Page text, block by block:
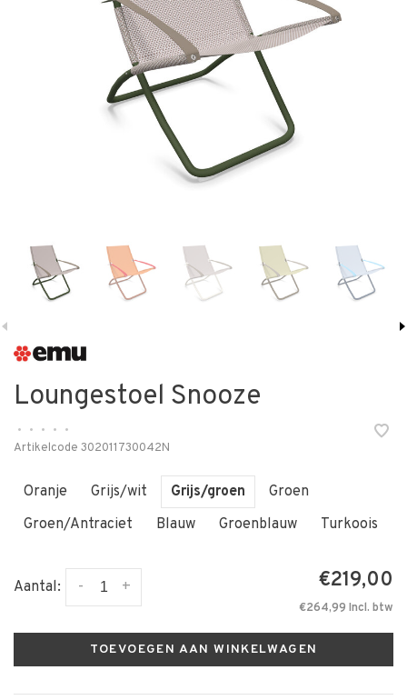
Loungestoel Snooze
• • • •
•
Artikelcode 302011730042N
Oranje Grijs/wit Grijs/groen
Groen
Groen/Antraciet
Blauw Groenblauw Turkoois
Aantal: +
- €219,00
€264,99 Incl. btw
TOEVOEGEN AAN WINKELWAGEN